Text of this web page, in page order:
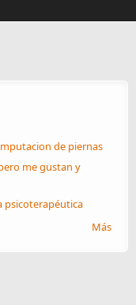
de piernas
me gustan y
psicoterapéutica
Más